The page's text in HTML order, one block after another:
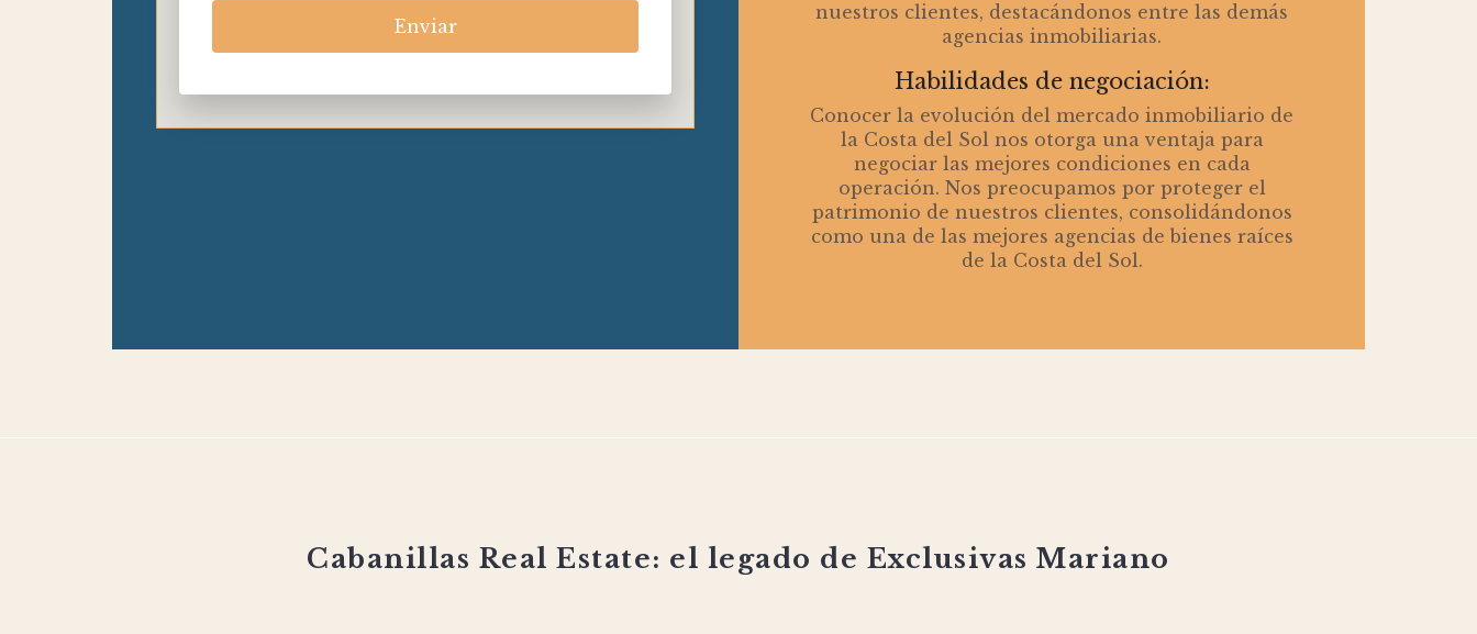
field
nuestros clientes, destacándonos entre las demás
agencias inmobiliarias.
Habilidades de negociación:
Conocer la evolución del mercado inmobiliario de
la Costa del Sol nos otorga una ventaja para
negociar las mejores condiciones en cada
operación. Nos preocupamos por proteger el
patrimonio de nuestros clientes, consolidándonos
como una de las mejores agencias de bienes raíces
de la Costa del Sol.
Cabanillas Real Estate: el legado de Exclusivas Mariano